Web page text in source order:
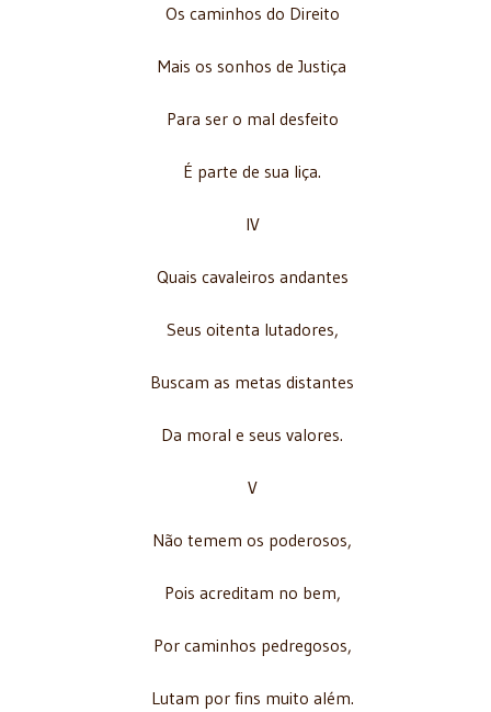
Os caminhos do Direito
Mais os sonhos de Justiça
Para ser o mal desfeito
É parte de sua liça.
IV
Quais cavaleiros andantes
Seus oitenta lutadores,
Buscam as metas distantes
Da moral e seus valores.
V
Não temem os poderosos,
Pois acreditam no bem,
Por caminhos pedregosos,
Lutam por fins muito além.